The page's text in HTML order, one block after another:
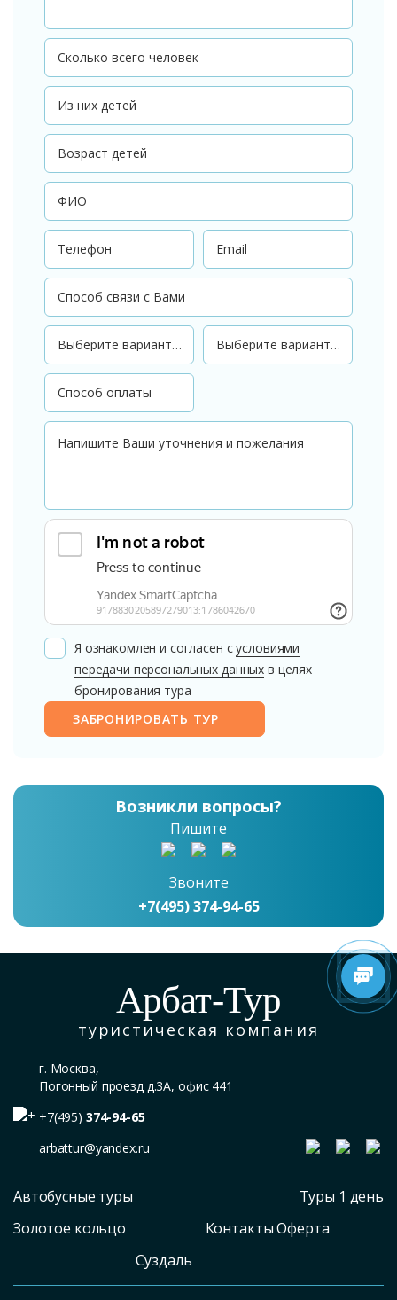
Я ознакомлен и согласен сусловиями
передачи персональных данных в целях
бронирования тура
ЗАБРОНИРОВАТЬ ТУР
Возникли вопросы?
Пишите
Звоните
+7(495) 374-94-65
Арбат-Тур
туристическая компания
г. Москва,
Погонный проезд д.3А, офис 441
+7(495) 374-94-65
arbattur@yandex.ru
Автобусные туры
Золотое кольцо
Суздаль
Туры 1 день
Контакты Оферта